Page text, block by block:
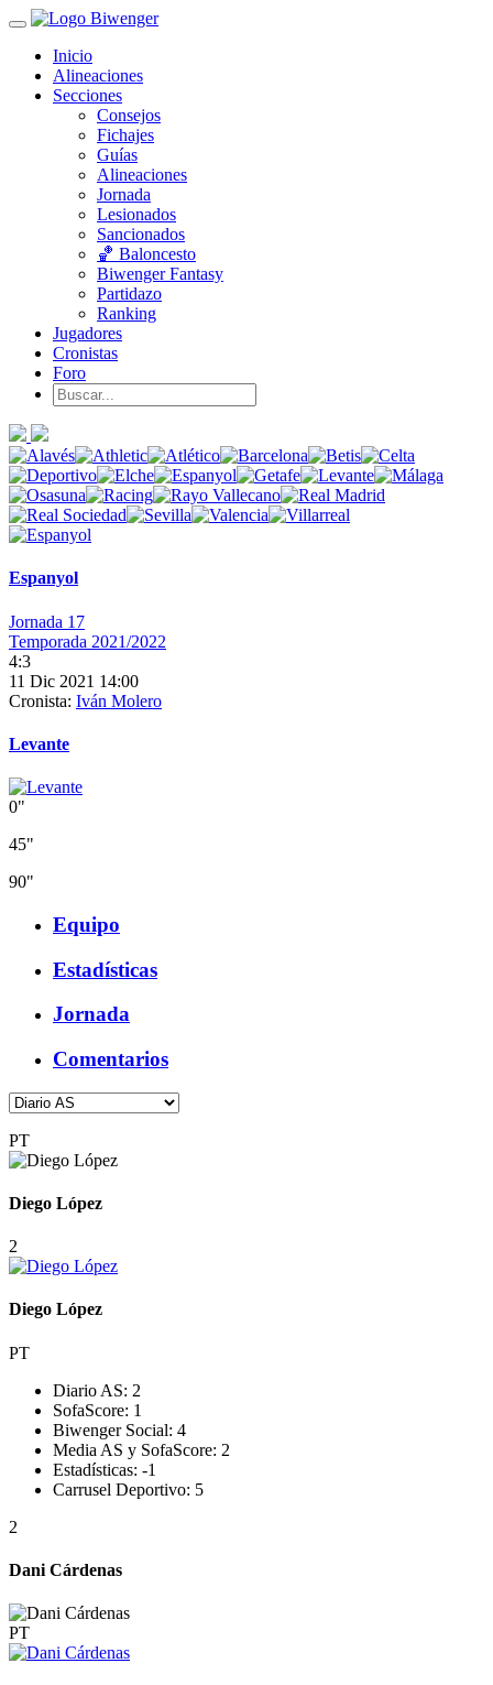
Inicio
Alineaciones
Secciones
Consejos
Fichajes
Guías
Alineaciones
Jornada
Lesionados
Sancionados
🏀 Baloncesto
Biwenger Fantasy
Partidazo
Ranking
Jugadores
Cronistas
Foro
Espanyol
Jornada 17
Temporada 2021/2022
4:3
11 Dic 2021 14:00
Cronista: Iván Molero
Levante
0"
45"
90"
Equipo
Estadísticas
Jornada
Comentarios
PT
Diego López
2
Diego López
PT
Diario AS: 2
SofaScore: 1
Biwenger Social: 4
Media AS y SofaScore: 2
Estadísticas: -1
Carrusel Deportivo: 5
2
Dani Cárdenas
PT